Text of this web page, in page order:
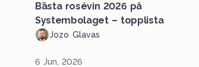
Bästa rosévin 2026 på
Systembolaget – topplista
Jozo Glavas
6 Jun, 2026